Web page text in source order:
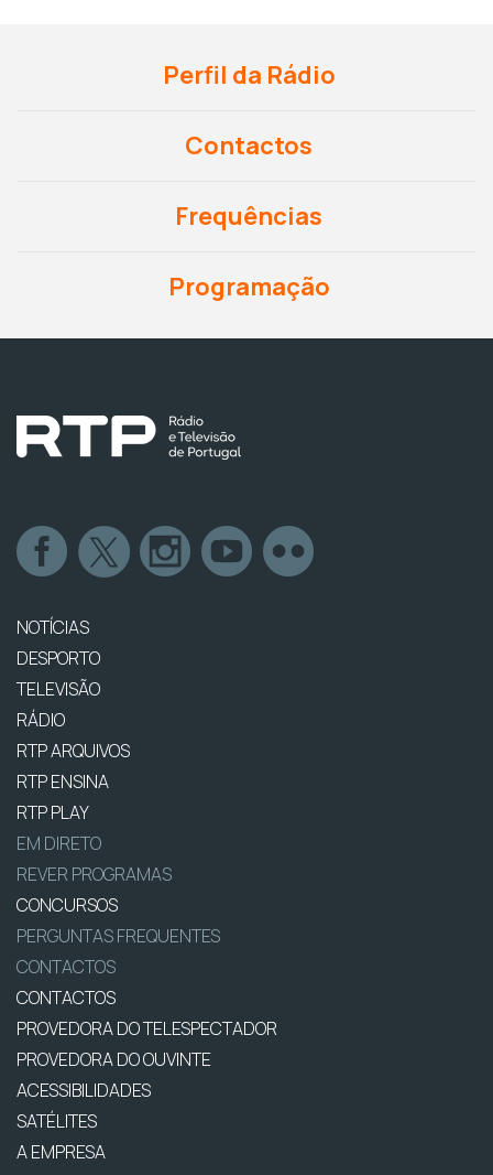
Perfil da Rádio
Contactos
Frequências
Programação
NOTÍCIAS
DESPORTO
TELEVISÃO
RÁDIO
RTP ARQUIVOS
RTP ENSINA
RTP PLAY
EM DIRETO
REVER PROGRAMAS
CONCURSOS
PERGUNTAS FREQUENTES
CONTACTOS
CONTACTOS
PROVEDORA DO TELESPECTADOR
PROVEDORA DO OUVINTE
ACESSIBILIDADES
SATÉLITES
A EMPRESA